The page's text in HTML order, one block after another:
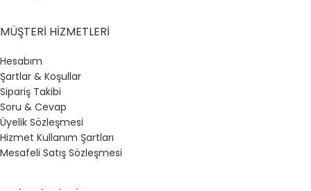
MÜŞTERI HIZMETLERI
Hesabım
Şartlar & Koşullar
Sipariş Takibi
Soru & Cevap
Üyelik Sözleşmesi
Hizmet Kullanım Şartları
Mesafeli Satış Sözleşmesi